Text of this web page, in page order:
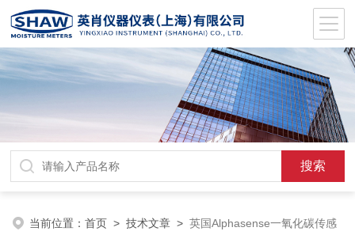
当前位置：首页 >技术文章 >英国Alphasense一氧化碳传感